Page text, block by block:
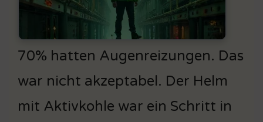
70% hatten Augenreizungen. Das
war nicht akzeptabel. Der Helm
mit Aktivkohle war ein Schritt in